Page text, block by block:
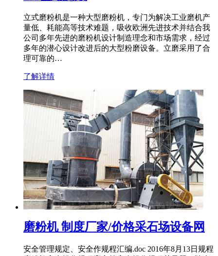
立式磨粉机是一种大型磨粉机，专门为解决工业磨机产
量低、耗能高等技术难题，吸收欧洲先进技术并结合我
公司多年先进的磨粉机设计制造理念和市场需求，经过
多年的潜心设计改进后的大型粉磨设备。立磨采用了合
理可靠的…
了解详情
磨粉机 制度厂家/价格采石场设备网
安全管理规定、安全作规程汇编.doc 2016年8月13日规程